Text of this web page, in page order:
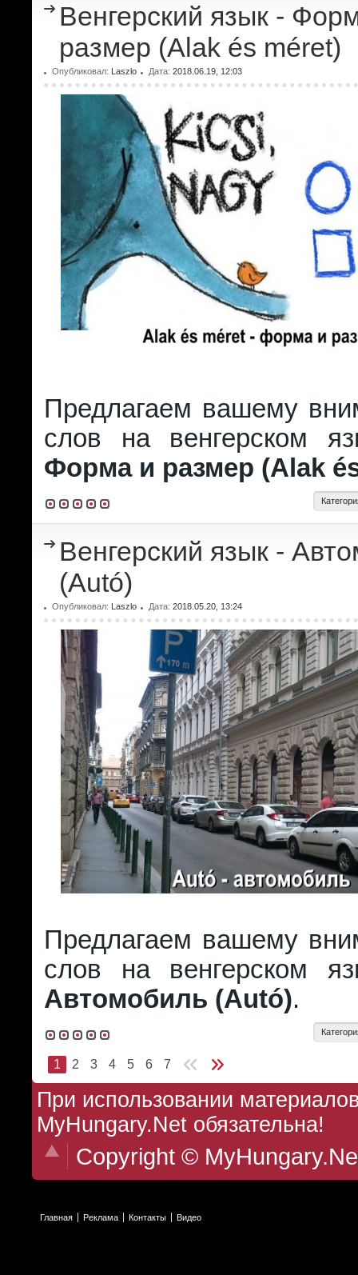
Венгерский язык -
размер (Alak és méret)
Опубликовал: Laszlo Дата: 2018.06.19, 12:03
Предлагаем вашему
слов на венгерском
Форма и размер (Alak
Венгерский язык -
(Autó)
Опубликовал: Laszlo Дата: 2018.05.20, 13:24
Предлагаем вашему
слов на венгерском
Автомобиль (Autó).
1 2 3 4 5 6 7
При использовании
MyHungary.Net обязательна!
Copyright ©
Главная Реклама Контакты Видео